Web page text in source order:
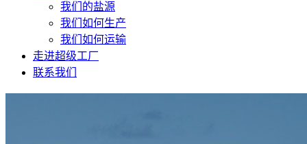
我们的盐源
我们如何生产
我们如何运输
走进超级工厂
联系我们